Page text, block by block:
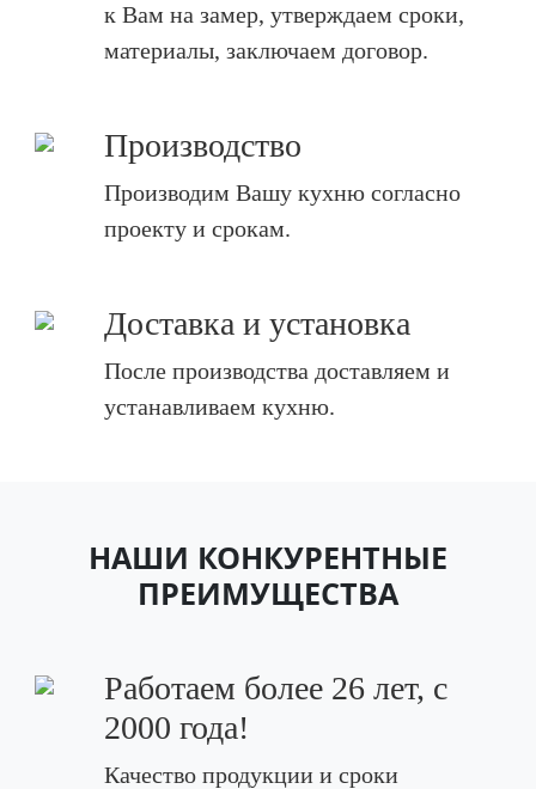
к Вам на замер, утверждаем сроки,
материалы, заключаем договор.
Производство
Производим Вашу кухню согласно
проекту и срокам.
Доставка и установка
После производства доставляем и
устанавливаем кухню.
НАШИ КОНКУРЕНТНЫЕ
ПРЕИМУЩЕСТВА
Работаем более 26 лет, с
2000 года!
Качество продукции и сроки